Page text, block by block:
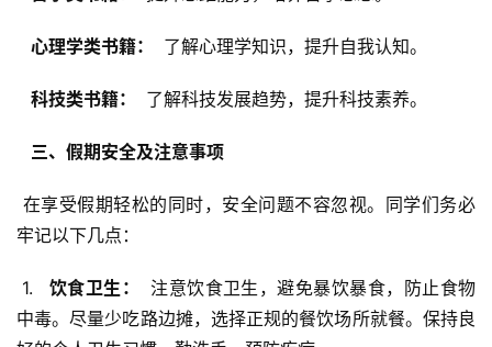
  心理学类书籍：
了解心理学知识，提升自我认知。
  科技类书籍：
了解科技发展趋势，提升科技素养。
  三、假期安全及注意事项
牢记以下几点：
1.
  饮食卫生：
注意饮食卫生，避免暴饮暴食，防止食物
中毒。尽量少吃路边摊，选择正规的餐饮场所就餐。保持良